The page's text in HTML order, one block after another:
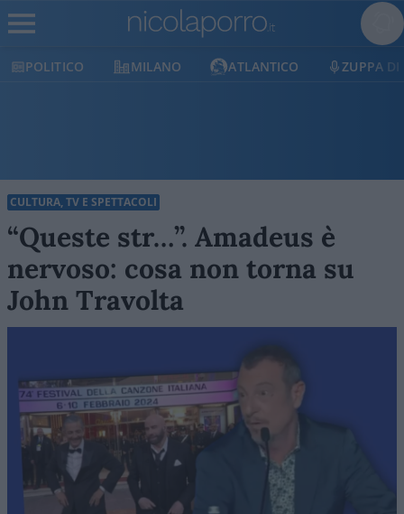
MILANO ATLANTICO ZUPPA DI PORRO
CULTURA, TV E SPETTACOLI
“Queste str…”. Amadeus è
nervoso: cosa non torna su
John Travolta